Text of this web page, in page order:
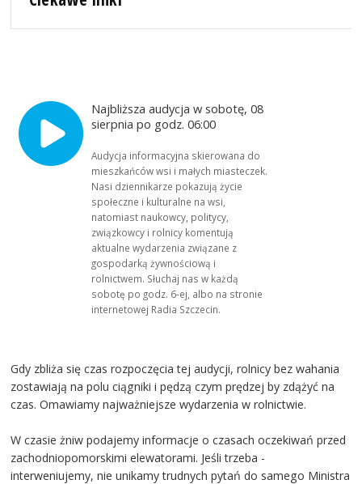
Najbliższa audycja w sobotę, 08
sierpnia po godz. 06:00
Audycja informacyjna skierowana do
mieszkańców wsi i małych miasteczek.
Nasi dziennikarze pokazują życie
społeczne i kulturalne na wsi,
natomiast naukowcy, politycy,
związkowcy i rolnicy komentują
aktualne wydarzenia związane z
gospodarką żywnościową i
rolnictwem. Słuchaj nas w każdą
sobotę po godz. 6-ej, albo na stronie
internetowej Radia Szczecin.
Gdy zbliża się czas rozpoczęcia tej audycji, rolnicy bez wahania
zostawiają na polu ciągniki i pędzą czym prędzej by zdążyć na
czas. Omawiamy najważniejsze wydarzenia w rolnictwie.
W czasie żniw podajemy informacje o czasach oczekiwań przed
zachodniopomorskimi elewatorami. Jeśli trzeba -
interweniujemy, nie unikamy trudnych pytań do samego Ministra